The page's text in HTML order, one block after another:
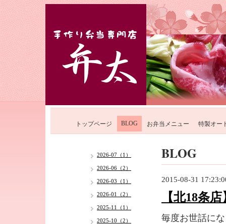
トップページ BLOG お弁当メニュー 特製オー
BLOG
2015-08-31
【北18条
毎度お世話に
2026-07（1）
2026-06（2）
2026-03（1）
2026-01（2）
2025-11（1）
2025-10（2）